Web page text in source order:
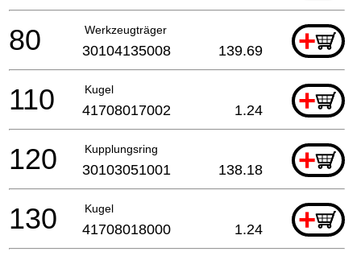
Werkzeugträger +
80 30104135008 139.69
Kugel +
110 41708017002 1.24
Kupplungsring +
120 30103051001 138.18
Kugel +
130 41708018000 1.24